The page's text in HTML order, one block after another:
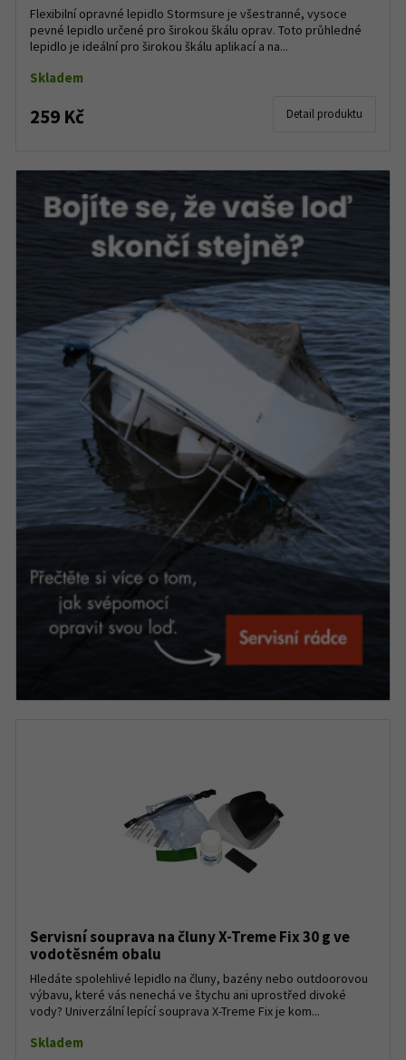
Flexibilní opravné lepidlo Stormsure je všestranné, vysoce
pevné lepidlo určené pro širokou škálu oprav. Toto průhledné
lepidlo je ideální pro širokou škálu aplikací a na...
Skladem
259 Kč Detail produktu
Servisní souprava na čluny X-Treme Fix 30 g ve
vodotěsném obalu
Hledáte spolehlivé lepidlo na čluny, bazény nebo outdoorovou
výbavu, které vás nenechá ve štychu ani uprostřed divoké
vody? Univerzální lepící souprava X-Treme Fix je kom...
Skladem